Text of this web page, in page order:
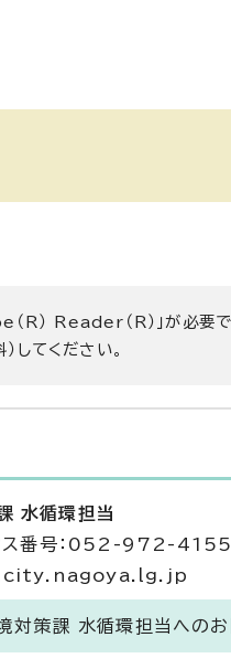
R） Reader（R）」が必要
してください。
水循環担当
番号：052-972-4155
対策課 水循環担当への